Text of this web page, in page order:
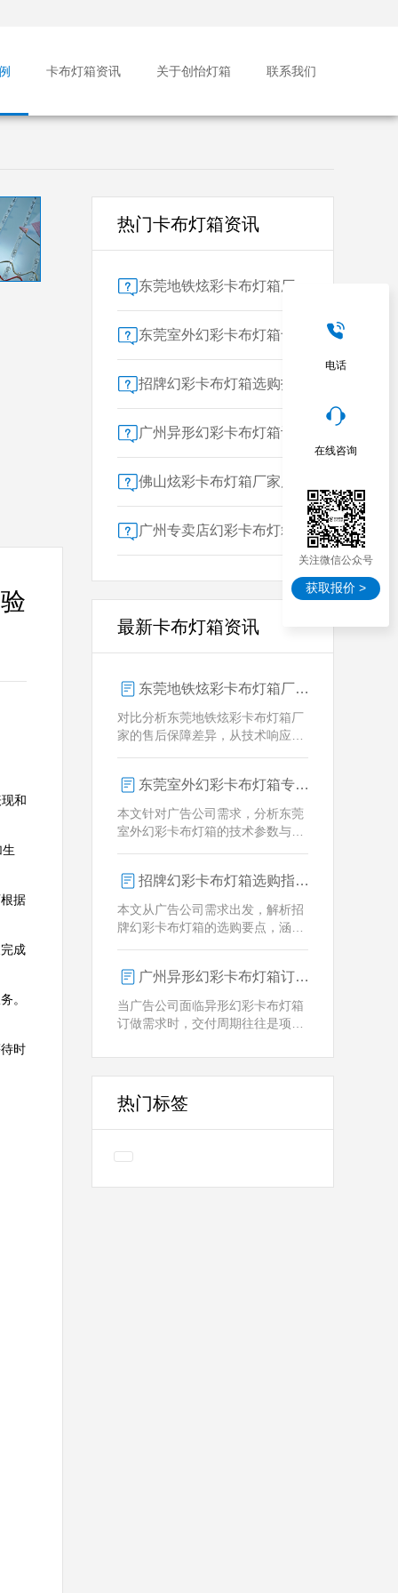
卡布灯箱资讯 关于创怡灯箱 联系我们
和
据
成
。
时
热门卡布灯箱资讯
广州专卖店幻彩卡布灯箱选购指南：一位广告总监的售后保障启示录
最新卡布灯箱资讯
东莞地铁炫彩卡布灯箱厂家售后保障对比指南：广告公司选型核心要素解析
对比分析东莞地铁炫彩卡布灯箱厂
家的售后保障差异，从技术响应、
在动态效果与全天候耐用性上的专
业解决方案。
东莞室外幻彩卡布灯箱专业供应商技术解析
本文针对广告公司需求，分析东莞
室外幻彩卡布灯箱的技术参数与定
招牌幻彩卡布灯箱选购指南：广州广告公司专业视角
本文从广告公司需求出发，解析招
牌幻彩卡布灯箱的选购要点，涵盖
户提供专业解决方案。
广州异形幻彩卡布灯箱订做：广告人必看的交付周期决策指南
当广告公司面临异形幻彩卡布灯箱
订做需求时，交付周期往往是项目
过技术预配与柔性生产体系，将定
制周期压缩至行业领先水平？
热门标签
电话
在线咨询
关注微信公众号
获取报价 >